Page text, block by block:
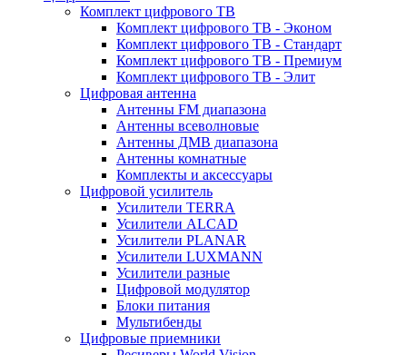
Комплект цифрового ТВ
Комплект цифрового ТВ - Эконом
Комплект цифрового ТВ - Стандарт
Комплект цифрового ТВ - Премиум
Комплект цифрового ТВ - Элит
Цифровая антенна
Антенны FM диапазона
Антенны всеволновые
Антенны ДМВ диапазона
Антенны комнатные
Комплекты и аксессуары
Цифровой усилитель
Усилители TERRA
Усилители ALCAD
Усилители PLANAR
Усилители LUXMANN
Усилители разные
Цифровой модулятор
Блоки питания
Мультибенды
Цифровые приемники